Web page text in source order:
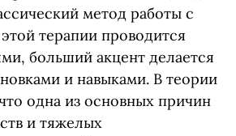
метод работы с
терапии проводится
больший акцент делается
и навыками. В теории
одна из основных причин
и тяжелых